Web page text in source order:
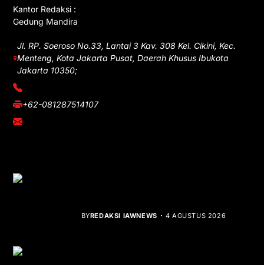
Kantor Redaksi :
Gedung Mandira
Jl. RP. Soeroso No.33, Lantai 3 Kav. 308 Kel. Cikini, Kec.
Menteng, Kota Jakarta Pusat, Daerah Khusus Ibukota
Jakarta 10350;
(021) 3908026
+62-081287514107
adm@iawnews.com
BYREDAKSI IAWNEWS 4 AGUSTUS 2026